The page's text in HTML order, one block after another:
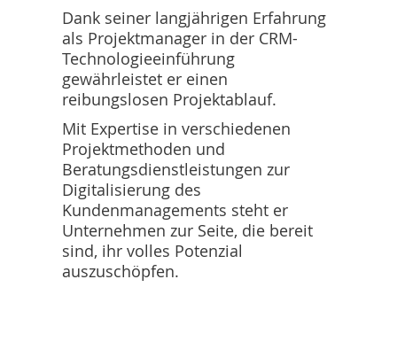
Dank seiner langjährigen Erfahrung
als Projektmanager in der CRM-
Technologieeinführung
gewährleistet er einen
reibungslosen Projektablauf.
Mit Expertise in verschiedenen
Projektmethoden und
Beratungsdienstleistungen zur
Digitalisierung des
Kundenmanagements steht er
Unternehmen zur Seite, die bereit
sind, ihr volles Potenzial
auszuschöpfen.